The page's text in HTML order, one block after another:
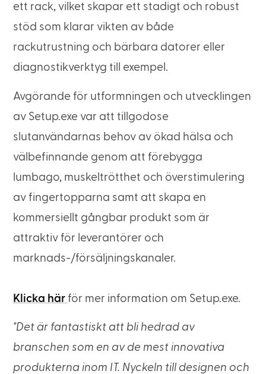
ett rack, vilket skapar ett stadigt och robust
stöd som klarar vikten av både
rackutrustning och bärbara datorer eller
diagnostikverktyg till exempel.
Avgörande för utformningen och utvecklingen
av Setup.exe var att tillgodose
slutanvändarnas behov av ökad hälsa och
välbefinnande genom att förebygga
lumbago, muskeltrötthet och överstimulering
av fingertopparna samt att skapa en
kommersiellt gångbar produkt som är
attraktiv för leverantörer och
marknads-/försäljningskanaler.
Klicka här för mer information om Setup.exe.
"Det är fantastiskt att bli hedrad av
branschen som en av de mest innovativa
produkterna inom IT. Nyckeln till designen och